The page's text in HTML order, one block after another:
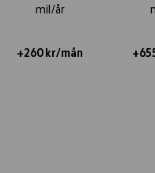
mil/år
+260 kr/mån